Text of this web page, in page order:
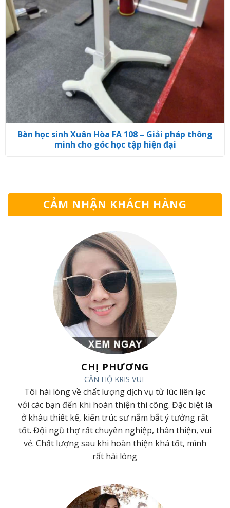
Bàn học sinh Xuân Hòa FA 108 – Giải pháp thông
minh cho góc học tập hiện đại
CẢM NHẬN KHÁCH HÀNG
CHỊ PHƯƠNG
CĂN HỘ KRIS VUE
Tôi hài lòng về chất lượng dịch vụ từ lúc liên lạc
với các bạn đến khi hoàn thiện thi công. Đặc biệt là
ở khâu thiết kế, kiến trúc sư nắm bắt ý tưởng rất
tốt. Đội ngũ thợ rất chuyên nghiệp, thân thiện, vui
vẻ. Chất lượng sau khi hoàn thiện khá tốt, mình
rất hài lòng